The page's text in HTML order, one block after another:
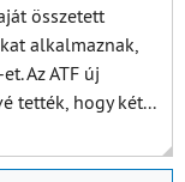
összetett
alkalmaznak,
Az ATF új
tették, hogy két...